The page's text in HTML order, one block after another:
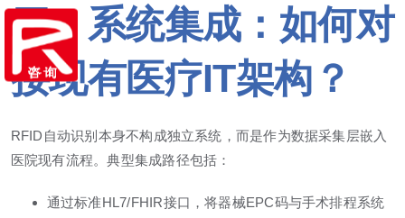
四、系统集成：如何对
接现有医疗IT架构？
RFID自动识别本身不构成独立系统，而是作为数据采集层嵌入
医院现有流程。典型集成路径包括：
通过标准HL7/FHIR接口，将器械EPC码与手术排程系统